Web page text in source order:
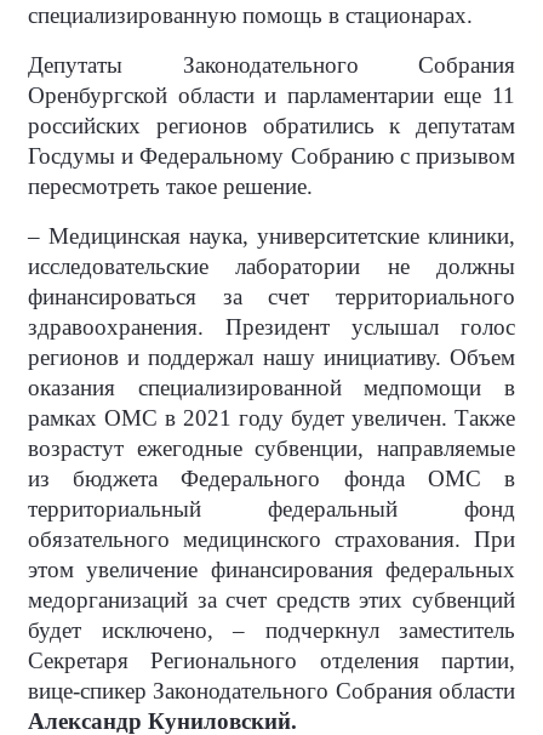
специализированную помощь в стационарах.
Депутаты Законодательного Собрания
Оренбургской области и парламентарии еще 11
российских регионов обратились к депутатам
Госдумы и Федеральному Собранию с призывом
пересмотреть такое решение.
– Медицинская наука, университетские клиники,
исследовательские лаборатории не должны
финансироваться за счет территориального
здравоохранения. Президент услышал голос
регионов и поддержал нашу инициативу. Объем
оказания специализированной медпомощи в
рамках ОМС в 2021 году будет увеличен. Также
возрастут ежегодные субвенции, направляемые
из бюджета Федерального фонда ОМС в
территориальный федеральный фонд
обязательного медицинского страхования. При
этом увеличение финансирования федеральных
медорганизаций за счет средств этих субвенций
будет исключено, – подчеркнул заместитель
Секретаря Регионального отделения партии,
вице-спикер Законодательного Собрания области
Александр Куниловский.